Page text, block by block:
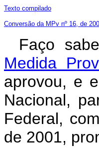
Texto compilado
Conversão da MPv nº 16, de
Faço
Medida
aprovou, e
Nacional,
Federal,
de 2001,